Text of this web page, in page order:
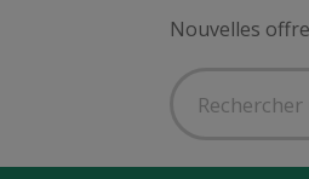
Nouvelles